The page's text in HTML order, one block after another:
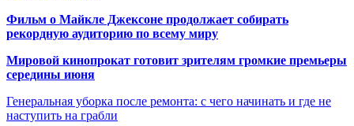
Фильм о Майкле Джексоне продолжает собирать
рекордную аудиторию по всему миру
Мировой кинопрокат готовит зрителям громкие премьеры
середины июня
Генеральная уборка после ремонта: с чего начинать и где не
наступить на грабли